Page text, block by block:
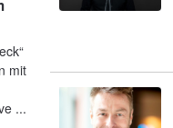
mit
...